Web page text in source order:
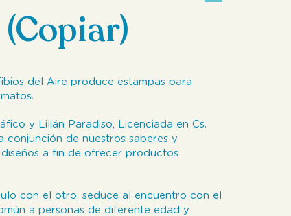
del Aire produce estampas para
y Lilián Paradiso, Licenciada en Cs.
conjunción de nuestros saberes y
a fin de ofrecer productos
con el otro, seduce al encuentro con el
a personas de diferente edad y